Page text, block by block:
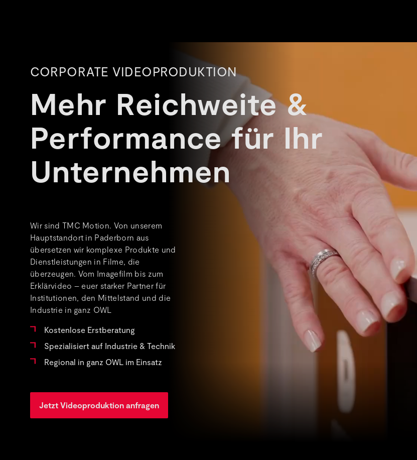
CORPORATE VIDEOPRODUKTION
Mehr Reichweite &
Performance für Ihr
Unternehmen
Wir sind TMC Motion. Von unserem
Hauptstandort in Paderborn aus
übersetzen wir komplexe Produkte und
Dienstleistungen in Filme, die
überzeugen. Vom Imagefilm bis zum
Erklärvideo – euer starker Partner für
Institutionen, den Mittelstand und die
Industrie in ganz OWL
Kostenlose Erstberatung
Spezialisiert auf Industrie & Technik
Regional in ganz OWL im Einsatz
Jetzt Videoproduktion anfragen